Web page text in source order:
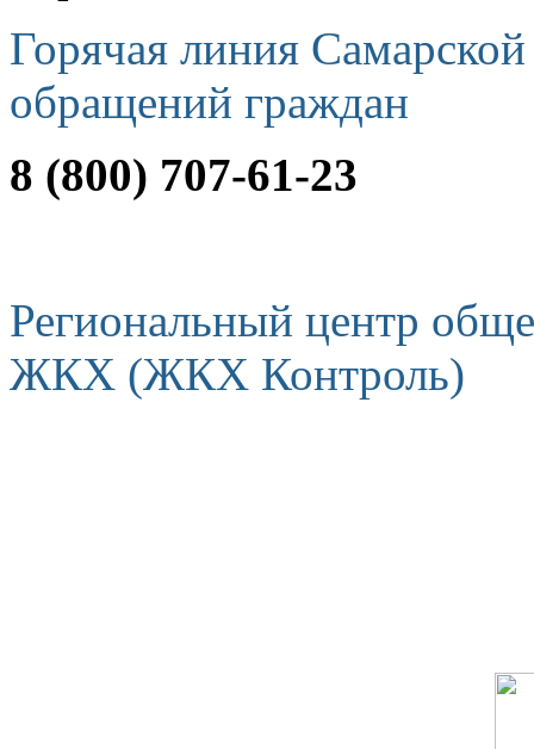
Горячая линия
обращений граждан
8 (800) 707-61-23
Региональный центр
ЖКХ (ЖКХ Контроль)